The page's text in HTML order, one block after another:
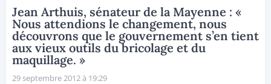
Jean Arthuis, sénateur de la Mayenne : «
Nous attendions le changement, nous
découvrons que le gouvernement s’en tient
aux vieux outils du bricolage et du
maquillage. »
29 septembre 2012 à 19:29